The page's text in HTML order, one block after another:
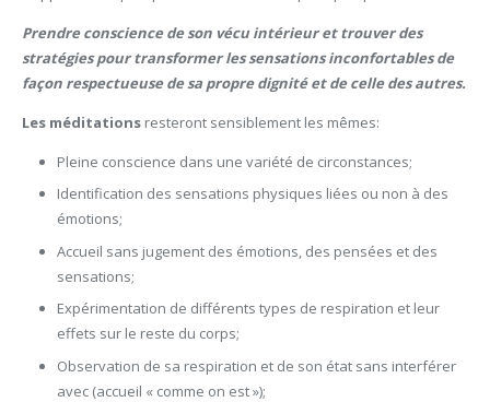
Prendre conscience de son vécu intérieur et trouver des
stratégies pour transformer les sensations inconfortables de
façon respectueuse de sa propre dignité et de celle des autres.
Les méditationsresteront sensiblement les mêmes:
Pleine conscience dans une variété de circonstances;
Identification des sensations physiques liées ou non à des
émotions;
Accueil sans jugement des émotions, des pensées et des
sensations;
Expérimentation de différents types de respiration et leur
effets sur le reste du corps;
Observation de sa respiration et de son état sans interférer
avec (accueil « comme on est »);